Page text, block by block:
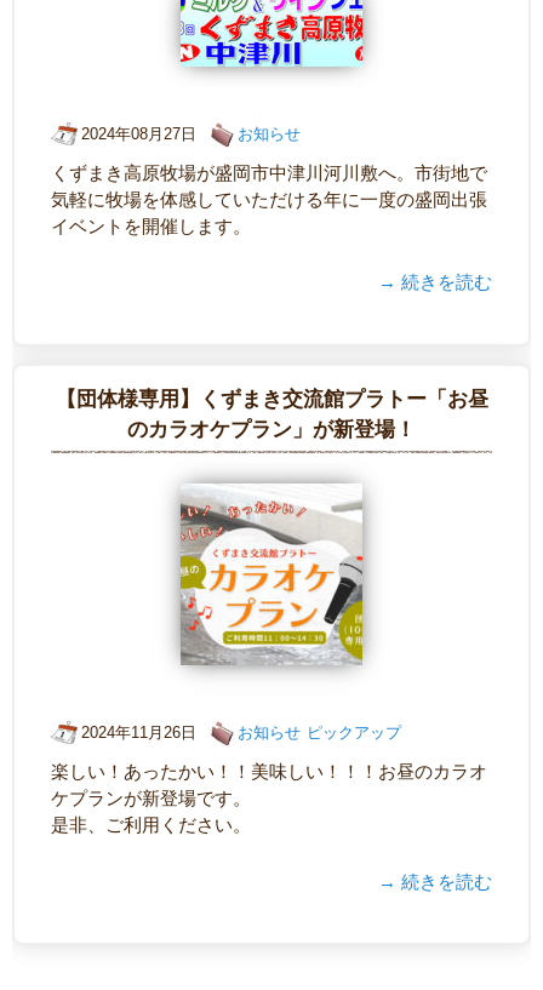
2024年08月27日 お知らせ
くずまき高原牧場が盛岡市中津川河川敷へ。市街地で
気軽に牧場を体感していただける年に一度の盛岡出張
イベントを開催します。
→ 続きを読む
【団体様専用】くずまき交流館プラトー「お昼
のカラオケプラン」が新登場！
2024年11月26日 お知らせ ピックアップ
楽しい！あったかい！！美味しい！！！お昼のカラオ
ケプランが新登場です。
是非、ご利用ください。
→ 続きを読む